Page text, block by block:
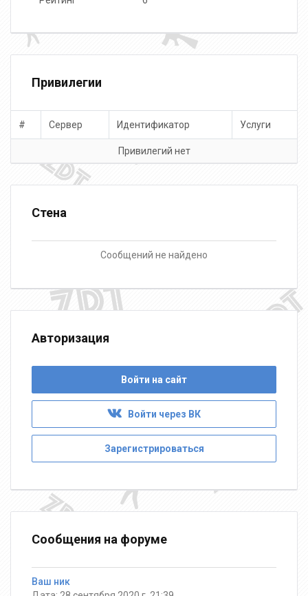
Привилегии
# Сервер Идентификатор Услуги
Привилегий нет
Стена
Сообщений не найдено
Авторизация
Войти на сайт
Войти через ВК
Зарегистрироваться
Сообщения на форуме
Ваш ник